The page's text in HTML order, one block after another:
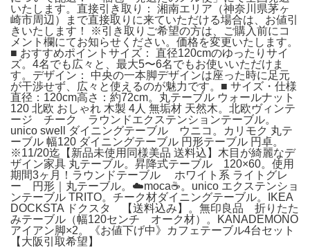
いたします。直接引き取り： 湘南エリア（神奈川県茅ヶ
崎市周辺）まで直接取りに来ていただける場合は、お値引
きいたします！ ※引き取りご希望の方は、ご購入前にコ
メント欄にてお知らせください。価格を変更いたします。
■ おすすめポイントサイズ： 直径120cmのゆったりサイ
ズ。4名でも広々と、最大5〜6名でもお使いいただけま
す。デザイン： 中央の一本脚デザインは座った時に足元
が干渉せず、広々と使えるのが魅力です。■ サイズ・仕様
直径：120cm高さ：約72cm。丸テーブル ウォールナット
120 北欧 おしゃれ 木製 4人 無垢材 天然木。北欧ヴィンテ
ージ チーク ラウンドエクステンションテーブル。
unico swell ダイニングテーブル ウニコ。カリモク 丸テ
ーブル 幅120 ダイニングテーブル 円形テーブル 円卓。
※11/20迄【新品未使用同様美品 送料込】木目が綺麗なデ
ザイン家具 丸テーブル。昇降式テーブル 120×60。使用
期間3ヶ月！ラウンドテーブル ホワイト系 ライトグレ
ー 円形｜丸テーブル。☁️moca☕️。unico エクステンショ
ンテーブル TRITO。チーク材ダイニングテーブル。IKEA
DOCKSTA ドクスタ 【送料込み】。無印良品 折りたた
みテーブル（幅120センチ オーク材）。KANADEMONO
アイアン脚×2。《お値下げ中》カフェテーブル4台セット
【大阪引取希望】